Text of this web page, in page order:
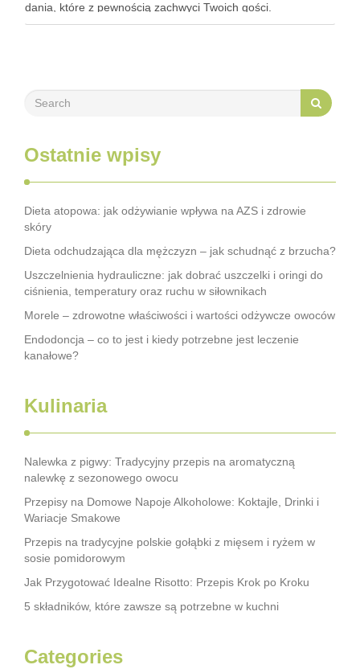
dania, które z pewnością zachwyci Twoich gości.
Zastanawiasz się, jak go przyrządzić? To bardzo proste!
Ostatnie wpisy
Dieta atopowa: jak odżywianie wpływa na AZS i zdrowie
skóry
Dieta odchudzająca dla mężczyzn – jak schudnąć z brzucha?
Uszczelnienia hydrauliczne: jak dobrać uszczelki i oringi do
ciśnienia, temperatury oraz ruchu w siłownikach
Morele – zdrowotne właściwości i wartości odżywcze owoców
Endodoncja – co to jest i kiedy potrzebne jest leczenie
kanałowe?
Kulinaria
Nalewka z pigwy: Tradycyjny przepis na aromatyczną
nalewkę z sezonowego owocu
Przepisy na Domowe Napoje Alkoholowe: Koktajle, Drinki i
Wariacje Smakowe
Przepis na tradycyjne polskie gołąbki z mięsem i ryżem w
sosie pomidorowym
Jak Przygotować Idealne Risotto: Przepis Krok po Kroku
5 składników, które zawsze są potrzebne w kuchni
Categories